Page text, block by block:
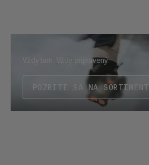
Vždy tam. Vždy pripravený
POZRITE SA NA SORTIMENT